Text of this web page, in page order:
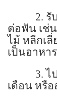
2. รั
ต่อฟัน เช่
ไม้ หลีกเ
เป็นอาหา
3.ไ
เดือน หรื